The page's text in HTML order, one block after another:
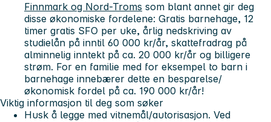
Finnmark og Nord-Troms som blant annet gir deg
disse økonomiske fordelene: Gratis barnehage, 12
timer gratis SFO per uke, årlig nedskriving av
studielån på inntil 60 000 kr/år, skattefradrag på
alminnelig inntekt på ca. 20 000 kr/år og billigere
strøm. For en familie med for eksempel to barn i
barnehage innebærer dette en besparelse/
økonomisk fordel på ca. 190 000 kr/år!
Viktig informasjon til deg som søker
Husk å legge med vitnemål/autorisasjon. Ved